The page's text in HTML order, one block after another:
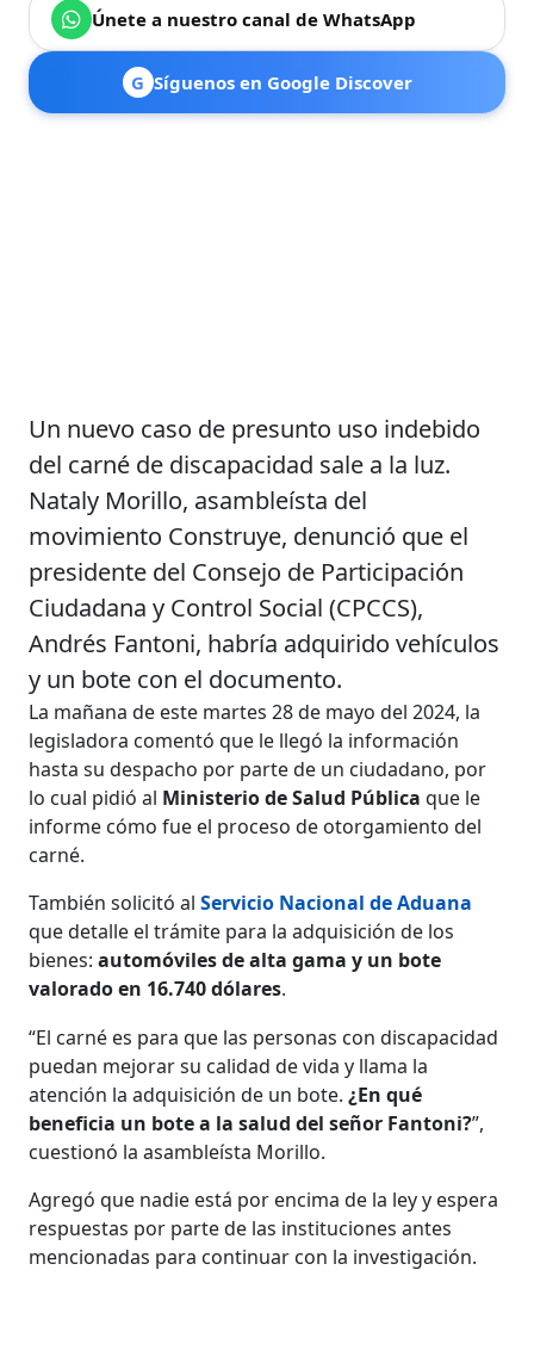
Únete a nuestro canal de WhatsApp
G Síguenos en Google Discover
Un nuevo caso de presunto uso indebido
del carné de discapacidad sale a la luz.
Nataly Morillo, asambleísta del
movimiento Construye, denunció que el
presidente del Consejo de Participación
Ciudadana y Control Social (CPCCS),
Andrés Fantoni, habría adquirido vehículos
y un bote con el documento.
La mañana de este martes 28 de mayo del 2024, la
legisladora comentó que le llegó la información
hasta su despacho por parte de un ciudadano, por
lo cual pidió al Ministerio de Salud Públicaque le
informe cómo fue el proceso de otorgamiento del
carné.
También solicitó alServicio Nacional de Aduana
que detalle el trámite para la adquisición de los
bienes:automóviles de alta gama y un bote
valorado en 16.740 dólares.
“El carné es para que las personas con discapacidad
puedan mejorar su calidad de vida y llama la
atención la adquisición de un bote. ¿En qué
beneficia un bote a la salud del señor Fantoni?”,
cuestionó la asambleísta Morillo.
Agregó que nadie está por encima de la ley y espera
respuestas por parte de las instituciones antes
mencionadas para continuar con la investigación.